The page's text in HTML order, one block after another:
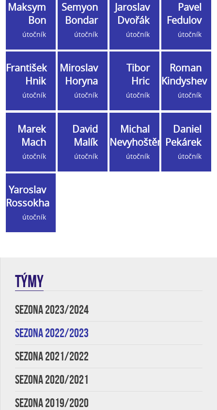
Maksym
Bon
útočník
Semyon
Bondar
útočník
Jaroslav
Dvořák
útočník
Pavel
Fedulov
útočník
František
Hnik
útočník
Miroslav
Horyna
útočník
Tibor
Hric
útočník
Roman
Kindyshev
útočník
Marek
Mach
útočník
David
Malík
útočník
Michal
Nevyhoštěný
útočník
Daniel
Pekárek
útočník
Yaroslav
Rossokha
útočník
TÝMY
SEZONA 2023/2024
SEZONA 2022/2023
SEZONA 2021/2022
SEZONA 2020/2021
SEZONA 2019/2020